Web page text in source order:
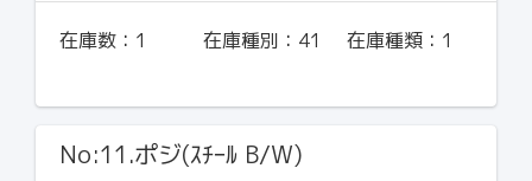
在庫数： 1 在庫種別： 41 在庫種類： 1
No:11.ポジ(ｽﾁｰﾙ B/W)